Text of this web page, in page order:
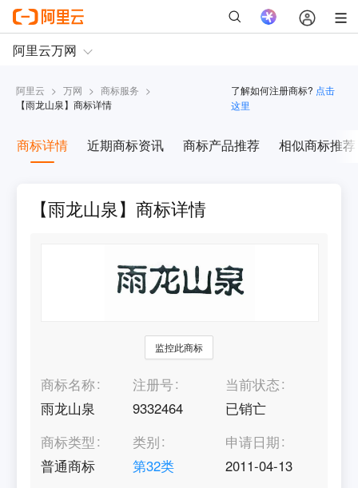
阿里云 > 万网 > 商标服务 >
【雨龙山泉】商标详情
了解如何注册商标? 点击
这里
商标详情 近期商标资讯 商标产品推荐 相似商标推荐
【雨龙山泉】商标详情
监控此商标
商标名称
雨龙山泉
注册号
9332464
当前状态
已销亡
商标类型
普通商标
类别
第32类
申请日期
2011-04-13